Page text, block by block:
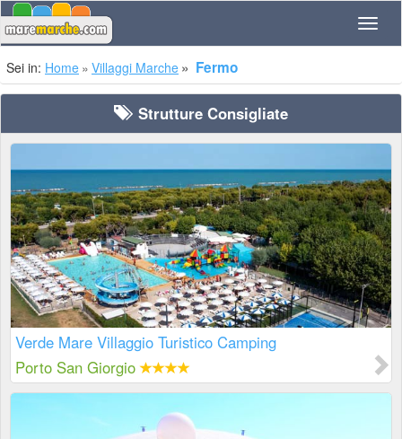
Sei in: Home Villaggi Marche Fermo
Strutture Consigliate
Verde Mare Villaggio Turistico Camping
Porto San Giorgio